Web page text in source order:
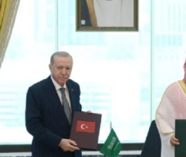
می‌کند و می‌خواست بازار
گسترش دهد.
آشنایی با روند تولید این
شده بودند.
معین وزارت زراعت، آبیاری و